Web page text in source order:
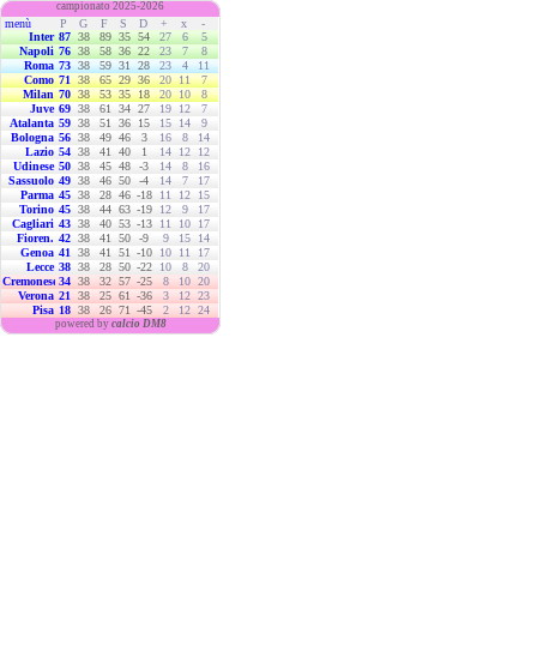
campionato 2025-2026
menù P G F S D + x
-
Inter 87 38 89 35 54 27 6
5
Napoli 76 38 58 36 22 23 7
8
Roma 73 38 59 31 28 23 4
11
Como 71 38 65 29 36 20 11
7
Milan 70 38 53 35 18 20 10
8
Juve 69 38 61 34 27 19 12
7
Atalanta 59 38 51 36 15 15 14
9
Bologna 56 38 49 46 3 16 8
14
Lazio 54 38 41 40 1 14 12
12
Udinese 50 38 45 48 -3 14 8
16
Sassuolo 49 38 46 50 -4 14 7
17
Parma 45 38 28 46 -18 11 12
15
Torino 45 38 44 63 -19 12 9
17
Cagliari 43 38 40 53 -13 11 10
17
Fioren. 42 38 41 50 -9 9 15
14
Genoa 41 38 41 51 -10 10 11
17
Lecce 38 38 28 50 -22 10 8
20
Cremonese 34 38 32 57 -25 8 10 20
Verona 21 38 25 61 -36 3 12 23
Pisa 18 38 26 71 -45 2 12 24
powered by calcio DM8